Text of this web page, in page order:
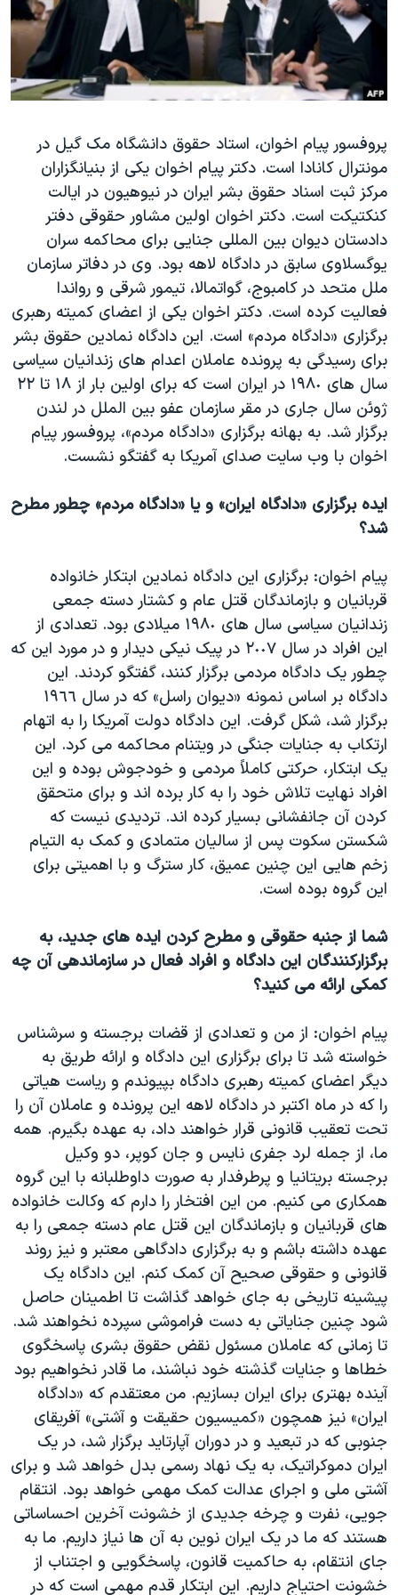
فرهنگ و زندگی
حقوق شهروندی
اقتصادی
اسرائیل در جنگ
گالری عکس
آرشیو پخش زنده
مستندها
انتخابات ریاست جمهوری آمریکا ۲۰۲۴
حمله جمهوری اسلامی به اسرائیل
ورزش زنان در ایران
اعتراضات زن، زندگی، آزادی
مجموعه مستندهای دادخواهی
تریبونال مردمی آبان ۹۸
دادگاه حمید نوری
چهل سال گروگان‌گیری
قانون شفافیت دارائی کادر رهبری ایران
اعتراضات مردمی آبان ۹۸
اسرائیل در جنگ
نرگس محمدی برنده جایزه نوبل صلح
همایش محافظه‌کاران آمریکا «سی‌پک»
صفحه‌های ویژه
سفر پرزیدنت ترامپ به چین
دنبال کنید
زبانهای مختلف
پروفسور پیام اخوان، استاد حقوق دانشگاه مک گیل در
مونترال کانادا است. دکتر پیام اخوان یکی از بنیانگزاران
مرکز ثبت اسناد حقوق بشر ایران در نیوهیون در ایالت
کنکتیکت است. دکتر اخوان اولین مشاور حقوقی دفتر
دادستان دیوان بین المللی جنایی برای محاکمه سران
یوگسلاوی سابق در دادگاه لاهه بود. وی در دفاتر سازمان
ملل متحد در کامبوج، گواتمالا، تیمور شرقی و رواندا
فعالیت کرده است. دکتر اخوان یکی از اعضای کمیته رهبری
برگزاری «دادگاه مردم» است. این دادگاه نمادین حقوق بشر
برای رسیدگی به پرونده عاملان اعدام های زندانیان سیاسی
سال های ١٩٨٠ در ایران است که برای اولین بار از ١٨ تا ٢٢
ژوئن سال جاری در مقر سازمان عفو بین الملل در لندن
برگزار شد. به بهانه برگزاری «دادگاه مردم»، پروفسور پیام
اخوان با وب سایت صدای آمریکا به گفتگو نشست.
ایده برگزاری «دادگاه ایران» و یا «دادگاه مردم» چطور مطرح
شد؟
پیام اخوان: برگزاری این دادگاه نمادین ابتکار خانواده
قربانیان و بازماندگان قتل عام و کشتار دسته جمعی
زندانیان سیاسی سال های ١٩٨٠ میلادی بود. تعدادی از
این افراد در سال ٢٠٠٧ در پیک نیکی دیدار و در مورد این که
چطور یک دادگاه مردمی برگزار کنند، گفتگو کردند. این
دادگاه بر اساس نمونه «دیوان راسل» که در سال ١٩٦٦
برگزار شد، شکل گرفت. این دادگاه دولت آمریکا را به اتهام
ارتکاب به جنایات جنگی در ویتنام محاکمه می کرد. این
یک ابتکار، حرکتی کاملاً مردمی و خودجوش بوده و این
افراد نهایت تلاش خود را به کار برده اند و برای متحقق
کردن آن جانفشانی بسیار کرده اند. تردیدی نیست که
شکستن سکوت پس از سالیان متمادی و کمک به التیام
زخم هایی این چنین عمیق، کار سترگ و با اهمیتی برای
این گروه بوده است.
شما از جنبه حقوقی و مطرح کردن ایده های جدید، به
برگزارکنندگان این دادگاه و افراد فعال در سازماندهی آن چه
کمکی ارائه می کنید؟
پیام اخوان: از من و تعدادی از قضات برجسته و سرشناس
خواسته شد تا برای برگزاری این دادگاه و ارائه طریق به
دیگر اعضای کمیته رهبری دادگاه بپیوندم و ریاست هیاتی
را که در ماه اکتبر در دادگاه لاهه این پرونده و عاملان آن را
تحت تعقیب قانونی قرار خواهند داد، به عهده بگیرم. همه
ما، از جمله لرد جفری نایس و جان کوپر، دو وکیل
برجسته بریتانیا و پرطرفدار به صورت داوطلبانه با این گروه
همکاری می کنیم. من این افتخار را دارم که وکالت خانواده
های قربانیان و بازماندگان این قتل عام دسته جمعی را به
عهده داشته باشم و به برگزاری دادگاهی معتبر و نیز روند
قانونی و حقوقی صحیح آن کمک کنم. این دادگاه یک
پیشینه تاریخی به جای خواهد گذاشت تا اطمینان حاصل
شود چنین جنایاتی به دست فراموشی سپرده نخواهند شد.
تا زمانی که عاملان مسئول نقض حقوق بشری پاسخگوی
خطاها و جنایات گذشته خود نباشند، ما قادر نخواهیم بود
آینده بهتری برای ایران بسازیم. من معتقدم که «دادگاه
ایران» نیز همچون «کمیسیون حقیقت و آشتی» آفریقای
جنوبی که در تبعید و در دوران آپارتاید برگزار شد، در یک
ایران دموکراتیک، به یک نهاد رسمی بدل خواهد شد و برای
آشتی ملی و اجرای عدالت کمک مهمی خواهد بود. انتقام
جویی، نفرت و چرخه جدیدی از خشونت آخرین احساساتی
هستند که ما در یک ایران نوین به آن ها نیاز داریم. ما به
جای انتقام، به حاکمیت قانون، پاسخگویی و اجتناب از
خشونت احتیاج داریم. این ابتکار قدم مهمی است که در